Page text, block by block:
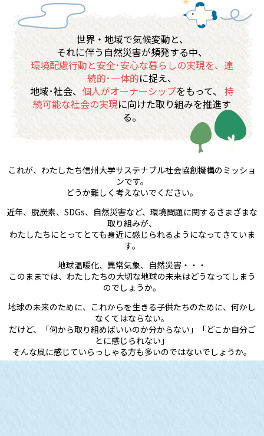
世界・地域で気候変動と、
それに伴う⾃然災害が頻発する中、
環境配慮⾏動と安全･安⼼な暮らしの実現を、連
続的･⼀体的に捉え、
地域･社会、 個⼈がオーナーシップをもって、
持
続可能な社会の実現に向けた取り組みを推進す
る。
これが、わたしたち信州大学サステナブル社会協創機構のミッショ
ンです。
どうか難しく考えないでください。
近年、脱炭素、SDGs、自然災害など、環境問題に関するさまざまな
取り組みが、
わたしたちにとってとても身近に感じられるようになってきていま
す。
地球温暖化、異常気象、自然災害・・・
このままでは、わたしたちの大切な地球の未来はどうなってしまう
のでしょうか。
地球の未来のために、これからを生きる子供たちのために、何かし
なくてはならない。
だけど、「何から取り組めばいいのか分からない」「どこか自分ご
とに感じられない」
そんな風に感じていらっしゃる方も多いのではないでしょうか。